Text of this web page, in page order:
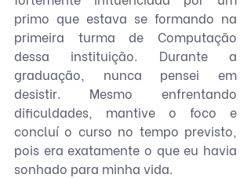
primo que estava se formando na
primeira turma de Computação
dessa instituição. Durante a
graduação, nunca pensei em
desistir. Mesmo enfrentando
dificuldades, mantive o foco e
concluí o curso no tempo previsto,
pois era exatamente o que eu havia
sonhado para minha vida.